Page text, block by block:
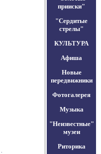
прииски"
"Сердитые
стрелы"
КУЛЬТУРА
Афиша
Новые
передвижники
Фотогалерея
Музыка
"Неизвестные"
музеи
Риторика